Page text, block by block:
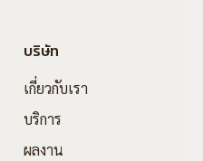
บริษัท
เกี่ยวกับเรา
บริการ
ผลงาน